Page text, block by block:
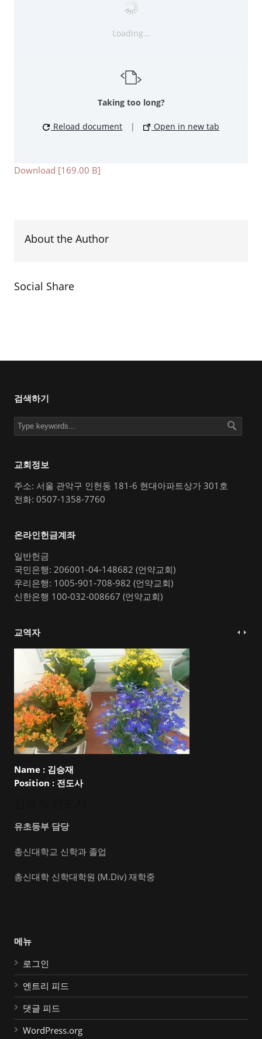
Loading...
Taking too long?
Reload document | Open in new tab
Download [169.00 B]
About the Author
Social Share
검색하기
교회정보
주소: 서울 관악구 인헌동 181-6 현대아파트상가 301호
전화: 0507-1358-7760
온라인헌금계좌
일반헌금
국민은행: 206001-04-148682 (언약교회)
우리은행: 1005-901-708-982 (언약교회)
신한은행 100-032-008667 (언약교회)
교역자
Name : 김승재
Position : 전도사
유초등부 담당
총신대학교 신학과 졸업
총신대학 신학대학원 (M.Div) 재학중
메뉴
로그인
엔트리 피드
댓글 피드
WordPress.org